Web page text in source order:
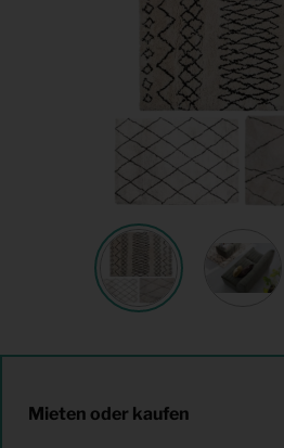
Mieten oder kaufen